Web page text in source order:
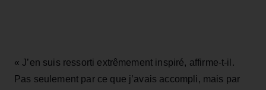
« J’en suis ressorti extrêmement inspiré, affirme‑t‑il.
Pas seulement par ce que j’avais accompli, mais par